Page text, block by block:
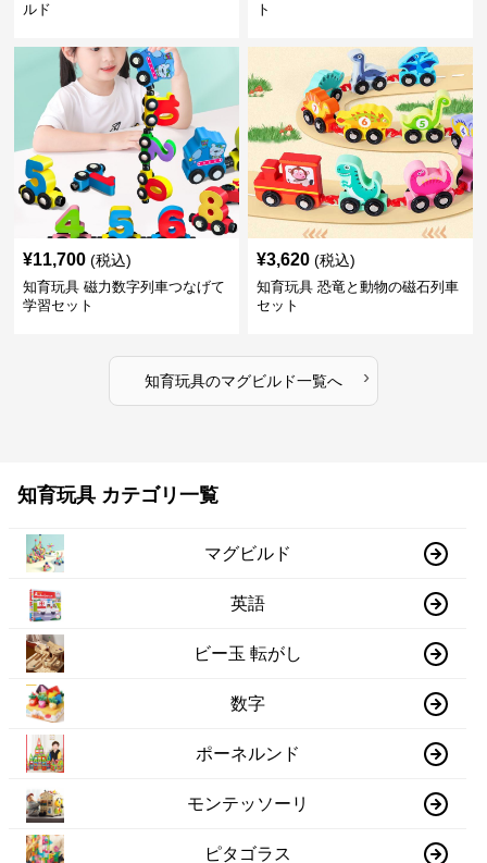
ルド
ト
¥11,700 (税込)
知育玩具 磁力数字列車つなげて
学習セット
¥3,620 (税込)
知育玩具 恐竜と動物の磁石列車
セット
知育玩具のマグビルド一覧へ ›
知育玩具 カテゴリ一覧
マグビルド
英語
ビー玉 転がし
数字
ポーネルンド
モンテッソーリ
ピタゴラス